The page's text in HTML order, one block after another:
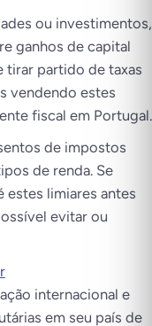
ou investimentos,
ganhos de capital
tirar partido de taxas
vendendo estes
fiscal em Portugal.
de impostos
de renda. Se
estes limiares antes
evitar ou
internacional e
em seu país de